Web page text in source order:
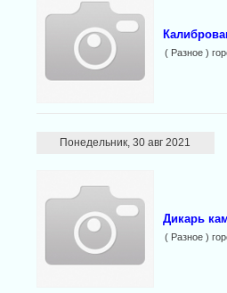
( Разное )
Понедельник, 30 авг 2021
Дикарь
( Разное )